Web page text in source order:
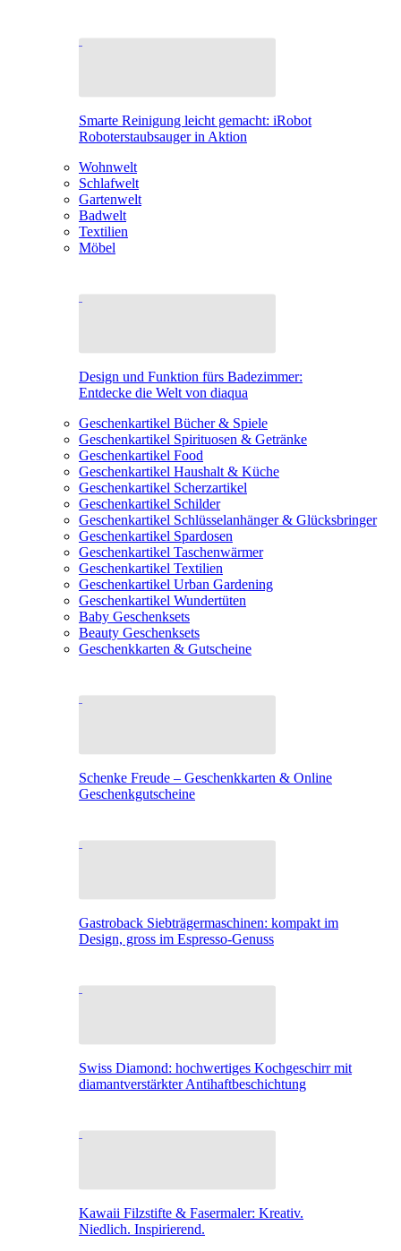
Smarte Reinigung leicht gemacht: iRobot
Roboterstaubsauger in Aktion
Wohnwelt
Schlafwelt
Gartenwelt
Badwelt
Textilien
Möbel
Design und Funktion fürs Badezimmer:
Entdecke die Welt von diaqua
Geschenkartikel Bücher & Spiele
Geschenkartikel Spirituosen & Getränke
Geschenkartikel Food
Geschenkartikel Haushalt & Küche
Geschenkartikel Scherzartikel
Geschenkartikel Schilder
Geschenkartikel Schlüsselanhänger & Glücksbringer
Geschenkartikel Spardosen
Geschenkartikel Taschenwärmer
Geschenkartikel Textilien
Geschenkartikel Urban Gardening
Geschenkartikel Wundertüten
Baby Geschenksets
Beauty Geschenksets
Geschenkkarten & Gutscheine
Schenke Freude – Geschenkkarten & Online
Geschenkgutscheine
Gastroback Siebträgermaschinen: kompakt im
Design, gross im Espresso-Genuss
Swiss Diamond: hochwertiges Kochgeschirr mit
diamantverstärkter Antihaftbeschichtung
Kawaii Filzstifte & Fasermaler: Kreativ.
Niedlich. Inspirierend.